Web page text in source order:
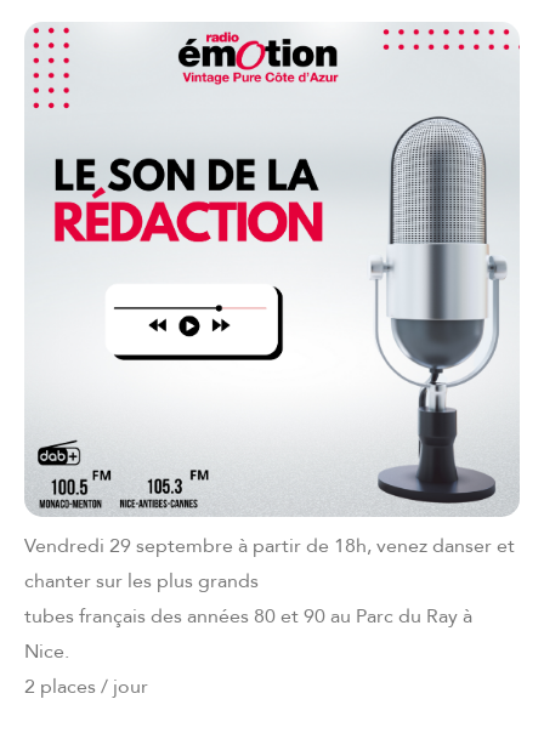
Vendredi 29 septembre à partir de 18h, venez danser et
chanter sur les plus grands
tubes français des années 80 et 90 au Parc du Ray à
Nice.
2 places / jour